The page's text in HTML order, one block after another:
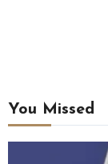
You Missed